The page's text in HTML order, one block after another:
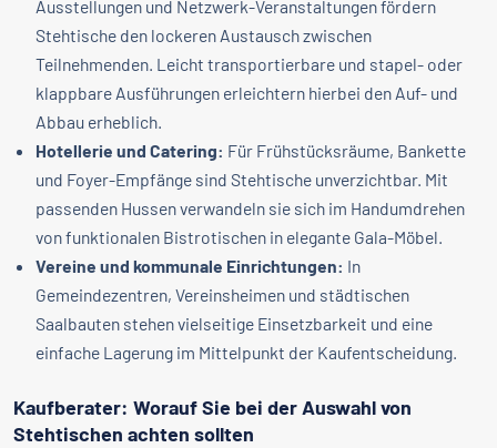
Ausstellungen und Netzwerk-Veranstaltungen fördern
Stehtische den lockeren Austausch zwischen
Teilnehmenden. Leicht transportierbare und stapel- oder
klappbare Ausführungen erleichtern hierbei den Auf- und
Abbau erheblich.
Hotellerie und Catering: Für Frühstücksräume, Bankette
und Foyer-Empfänge sind Stehtische unverzichtbar. Mit
passenden Hussen verwandeln sie sich im Handumdrehen
von funktionalen Bistrotischen in elegante Gala-Möbel.
Vereine und kommunale Einrichtungen: In
Gemeindezentren, Vereinsheimen und städtischen
Saalbauten stehen vielseitige Einsetzbarkeit und eine
einfache Lagerung im Mittelpunkt der Kaufentscheidung.
Kaufberater: Worauf Sie bei der Auswahl von
Stehtischen achten sollten